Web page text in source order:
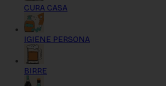
CURA CASA
IGIENE PERSONA
BIRRE